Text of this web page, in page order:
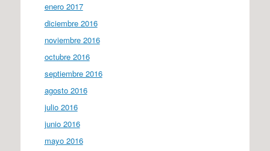
enero 2017
diciembre 2016
noviembre 2016
octubre 2016
septiembre 2016
agosto 2016
julio 2016
junio 2016
mayo 2016